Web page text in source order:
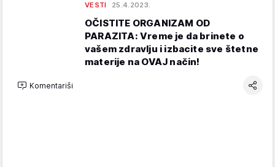
VESTI 25.4.2023.
OČISTITE ORGANIZAM OD
PARAZITA: Vreme je da brinete o
vašem zdravlju i izbacite sve štetne
materije na OVAJ način!
Komentariši